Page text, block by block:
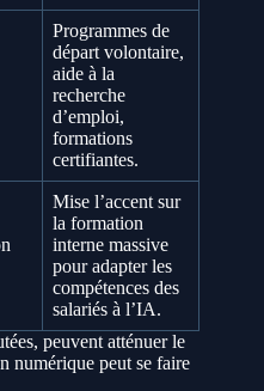
Programmes de
départ volontaire,
aide à la
recherche
d’emploi,
formations
certifiantes.
Mise l’accent sur
la formation
interne massive
pour adapter les
compétences des
salariés à l’IA.
peuvent atténuer le
numérique peut se faire